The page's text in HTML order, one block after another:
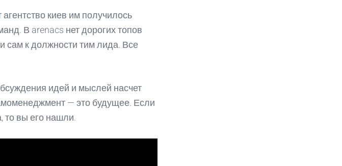
киев им получилось
В arenacs нет дорогих топов
сам к должности тим лида. Все
идей и мыслей насчет
— это будущее. Если
то вы его нашли.